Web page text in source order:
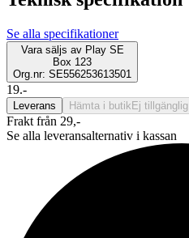
Se alla specifikationer
Vara säljs av Play SE
Box 123
Org.nr: SE556253613501
19.-
Leverans Hämta i butik Ej tillgänglig
Frakt från 29,-
Se alla leveransalternativ i kassan